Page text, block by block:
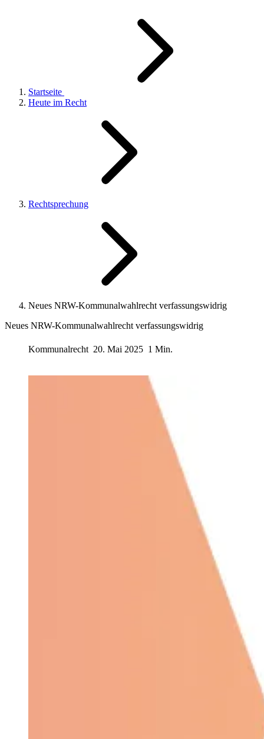
Startseite
Heute im Recht
Rechtsprechung
Neues NRW-Kommunalwahlrecht verfassungswidrig
Neues NRW-Kommunalwahlrecht verfassungswidrig
Kommunalrecht 20. Mai 2025 1 Min.